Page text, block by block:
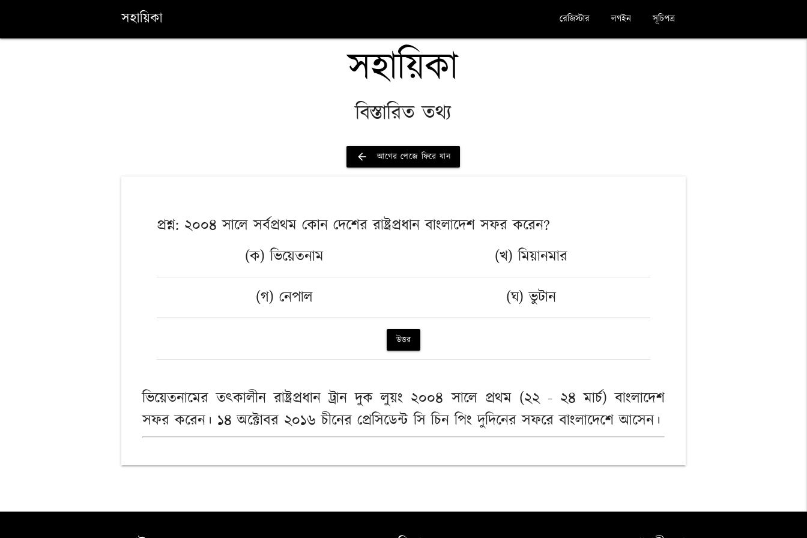
সহায়িকা সূচিপত্র
লগইন
রেজিস্টার
সহায়িকা
বিস্তারিত তথ্য
arrow_back আগের পেজে ফিরে যান
প্রশ্ন: ২০০৪ সালে সর্বপ্রথম কোন দেশের রাষ্ট্রপ্রধান বাংলাদেশ সফর করেন?
(ক) ভিয়েতনাম
(খ) মিয়ানমার
(গ) নেপাল
(ঘ) ভুটান
উত্তর
ভিয়েতনামের তৎকালীন রাষ্ট্রপ্রধান ট্রান দুক লুয়ং ২০০৪ সালে প্রথম (২২ - ২৪ মার্চ) বাংলাদেশ
সফর করেন। ১৪ অক্টোবর ২০১৬ চীনের প্রেসিডেন্ট সি চিন পিং দুদিনের সফরে বাংলাদেশে আসেন।